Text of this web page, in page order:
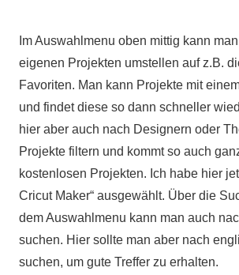
Im Auswahlmenu oben mittig kann
eigenen Projekten umstellen auf z.B.
Favoriten. Man kann Projekte mit
und findet diese so dann schneller
hier aber auch nach Designern oder
Projekte filtern und kommt so auch
kostenlosen Projekten. Ich habe hier
Cricut Maker“ ausgewählt. Über die
dem Auswahlmenu kann man auch
suchen. Hier sollte man aber nach
suchen, um gute Treffer zu erhalten.